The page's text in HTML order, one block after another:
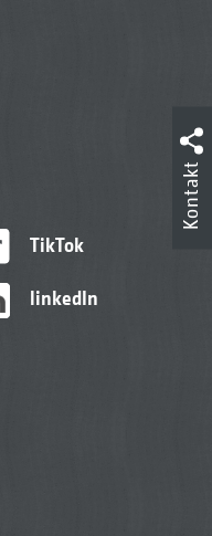
TikTok
linkedIn
Kontakt